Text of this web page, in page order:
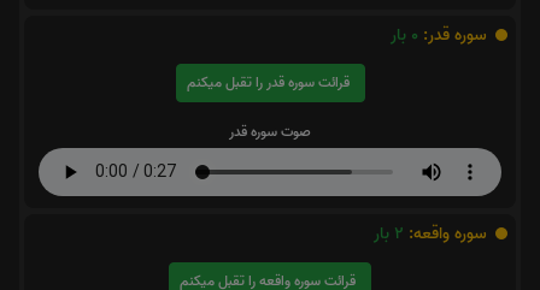
سوره قدر: 0 بار
قرائت سوره قدر را تقبل میکنم
صوت سوره قدر
سوره واقعه: 2 بار
قرائت سوره واقعه را تقبل میکنم